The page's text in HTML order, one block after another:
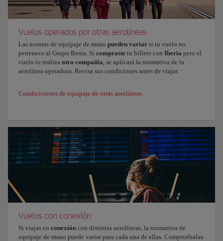
suficiente para el viaje, y de los que deberás presentar prueba
de autenticidad en los controles de seguridad.
artículos Duty Free
aeropuertos comunitarios (zonas accesibles solo para
pasajeros), oa bordo de los avionesde aerolíneas de la Unión
Europea.
Vuelos operados por otras aerolíneas
Las normas de equipaje de mano pueden variar si tu vuelo no
pertenece al Grupo Iberia. Si compraste tu billete con Iberia pero el
vuelo lo realiza otra compañía , se aplicará la normativa de la
aerolínea operadora. Revisa sus condiciones antes de viajar.
Condiciciones de equipaje de otras aerolíneas
Vuelos con conexión
Si viajas en conexión con distintas aerolíneas, la normativa de
equipaje de mano puede variar para cada una de ellas. Compruébalas